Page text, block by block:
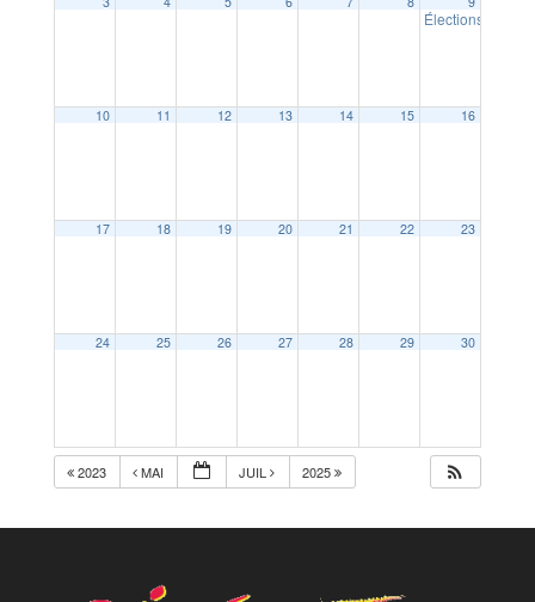
Élections
10 11 12 13 14 15 16
17 18 19 20 21 22 23
24 25 26 27 28 29 30
2023 MAI JUIL 2025